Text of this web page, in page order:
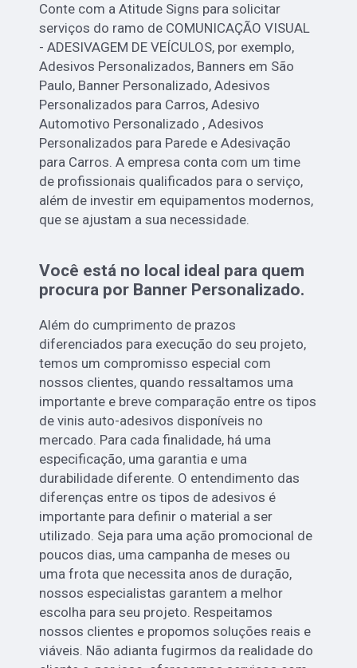
Conte com a Atitude Signs para solicitar
serviços do ramo de COMUNICAÇÃO VISUAL
- ADESIVAGEM DE VEÍCULOS, por exemplo,
Adesivos Personalizados, Banners em São
Paulo, Banner Personalizado, Adesivos
Personalizados para Carros, Adesivo
Automotivo Personalizado , Adesivos
Personalizados para Parede e Adesivação
para Carros. A empresa conta com um time
de profissionais qualificados para o serviço,
além de investir em equipamentos modernos,
que se ajustam a sua necessidade.
Você está no local ideal para quem
procura por Banner Personalizado.
Além do cumprimento de prazos
diferenciados para execução do seu projeto,
temos um compromisso especial com
nossos clientes, quando ressaltamos uma
importante e breve comparação entre os tipos
de vinis auto-adesivos disponíveis no
mercado. Para cada finalidade, há uma
especificação, uma garantia e uma
durabilidade diferente. O entendimento das
diferenças entre os tipos de adesivos é
importante para definir o material a ser
utilizado. Seja para uma ação promocional de
poucos dias, uma campanha de meses ou
uma frota que necessita anos de duração,
nossos especialistas garantem a melhor
escolha para seu projeto. Respeitamos
nossos clientes e propomos soluções reais e
viáveis. Não adianta fugirmos da realidade do